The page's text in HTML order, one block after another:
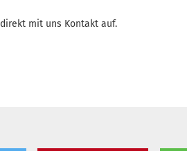
mit uns Kontakt auf.